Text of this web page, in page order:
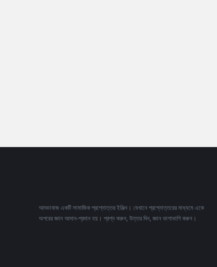
আড্ডাবাজ একটি সামাজিক প্রশ্নোত্তর ইঞ্জিন। যেখানে প্রশ্নোত্তরের মাধ্যমে একে
অপরের জ্ঞান আদান-প্রদান হয়। প্রশ্ন করুন, উত্তর দিন, জ্ঞান ভাগাভাগি করুন।